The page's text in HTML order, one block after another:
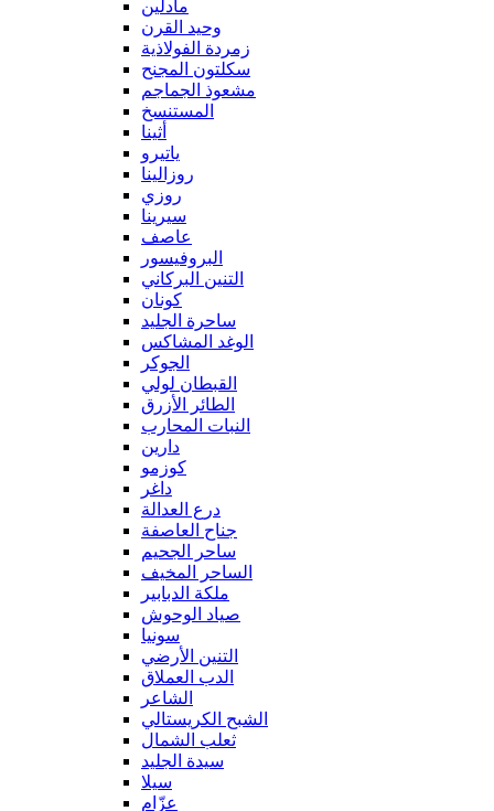
مادلين
وحيد القرن
زمردة الفولاذية
سكلتون المجنح
مشعوذ الجماجم
المستنسخ
أثينا
ياتيرو
روزالينا
روزي
سيرينا
عاصف
البروفيسور
التنين البركاني
كونان
ساحرة الجليد
الوغد المشاكس
الجوكر
القبطان لولي
الطائر الأزرق
النبات المحارب
دارين
كوزمو
داغر
درع العدالة
جناح العاصفة
ساحر الجحيم
الساحر المخيف
ملكة الدبابير
صياد الوحوش
سونيا
التنين الأرضي
الدب العملاق
الشاعر
الشبح الكريستالي
ثعلب الشمال
سيدة الجليد
سيلا
عزّام